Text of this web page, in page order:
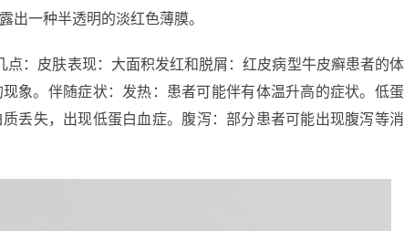
出一种半透明的淡红色薄膜。
点：皮肤表现：大面积发红和脱屑：红皮病型牛皮癣患者的体
象。伴随症状：发热：患者可能伴有体温升高的症状。低蛋
丢失，出现低蛋白血症。腹泻：部分患者可能出现腹泻等消